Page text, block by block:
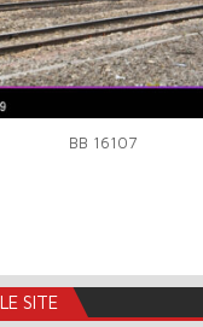
BB 16107
de l’article
SITE